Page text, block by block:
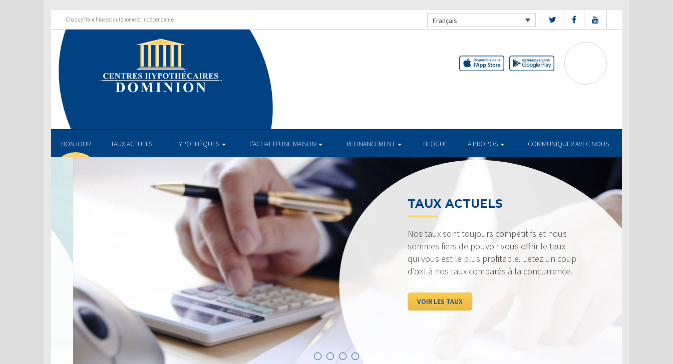
Chaque franchise est autonome et indépendante Français
BONJOUR TAUX ACTUELS HYPOTHÈQUES L’ACHAT D’UNE MAISON REFINANCEMENT BLOGUE À PROPOS COMMUNIQUER AVEC NOUS
TAUX ACTUELS
Nos taux sont toujours compétitifs et nous
sommes fiers de pouvoir vous offrir le taux
qui vous est le plus profitable. Jetez un coup
d’œil à nos taux comparés à la concurrence.
VOIR LES TAUX